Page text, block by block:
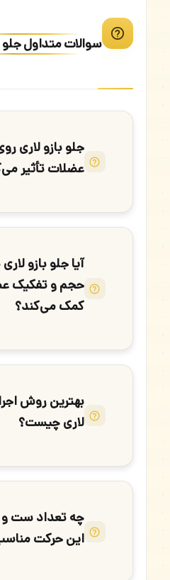
سوالات متداول جلو
جلو بازو لاری
عضلات تأثیر
آیا جلو بازو
حجم و تفکیک
کمک می‌کند؟
بهترین روش
لاری چیست؟
چه تعداد ست و
این حرکت